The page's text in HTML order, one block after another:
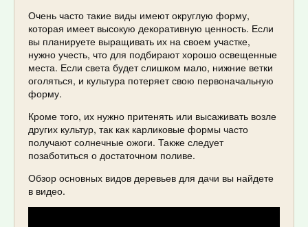
Очень часто такие виды имеют округлую форму,
которая имеет высокую декоративную ценность. Если
вы планируете выращивать их на своем участке,
нужно учесть, что для подбирают хорошо освещенные
места. Если света будет слишком мало, нижние ветки
оголяться, и культура потеряет свою первоначальную
форму.
Кроме того, их нужно притенять или высаживать возле
других культур, так как карликовые формы часто
получают солнечные ожоги. Также следует
позаботиться о достаточном поливе.
Обзор основных видов деревьев для дачи вы найдете
в видео.